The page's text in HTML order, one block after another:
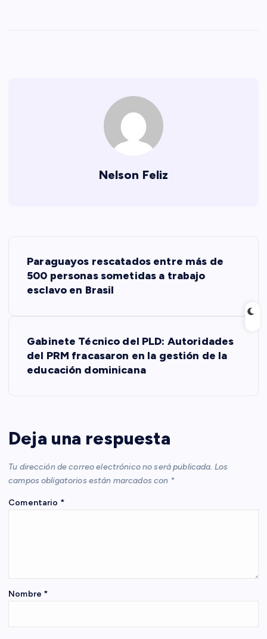
Nelson Feliz
c
i
ó
n
e
Paraguayos rescatados entre más de
500 personas sometidas a trabajo
esclavo en Brasil
Gabinete Técnico del PLD: Autoridades
del PRM fracasaron en la gestión de la
educación dominicana
Deja una respuesta
Tu dirección de correo electrónico no será publicada. Los
campos obligatorios están marcados con *
Comentario *
Nombre *